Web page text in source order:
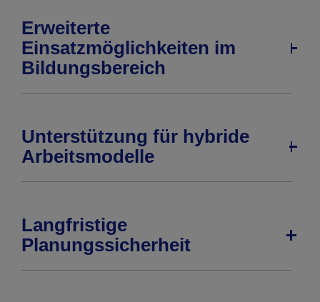
Erweiterte
Einsatzmöglichkeiten im
Bildungsbereich
Unterstützung für hybride
Arbeitsmodelle
Langfristige
Planungssicherheit